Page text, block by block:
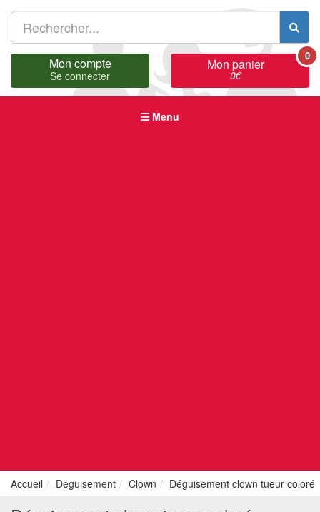
Mon compte
Se connecter
Mon panier
0€
0
Menu
Accueil Deguisement Clown Déguisement clown tueur coloré